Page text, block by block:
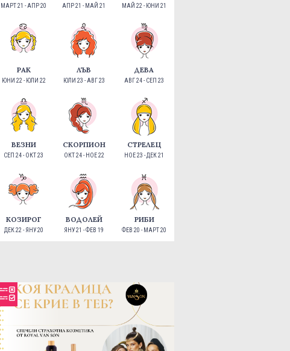
МАРТ 21 - АПР 20 АПР 21 - МАЙ 21 МАЙ 22 - ЮНИ 21
РАК
ЮНИ 22 - ЮЛИ 22
ЛЪВ
ЮЛИ 23 - АВГ 23
ДЕВА
АВГ 24 - СЕП 23
ВЕЗНИ
СЕП 24 - ОКТ 23
СКОРПИОН
ОКТ 24 - НОЕ 22
СТРЕЛЕЦ
НОЕ 23 - ДЕК 21
КОЗИРОГ
ДЕК 22 - ЯНУ 20
ВОДОЛЕЙ
ЯНУ 21 - ФЕВ 19
РИБИ
ФЕВ 20 - МАРТ 20